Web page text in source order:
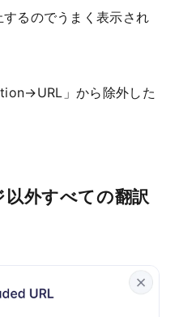
るのでうまく表示され
」から除外した
外すべての翻訳